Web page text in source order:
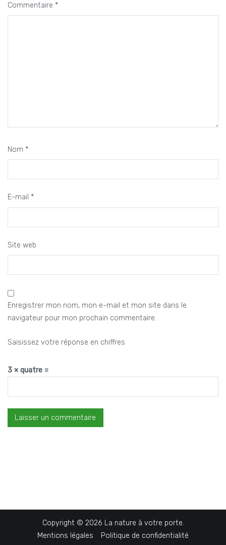
Commentaire *
Nom *
E-mail *
Site web
Enregistrer mon nom, mon e-mail et mon site dans le
navigateur pour mon prochain commentaire.
Saisissez votre réponse en chiffres
3 × quatre =
Copyright © 2026 La nature à votre porte.
Mentions légales
Politique de confidentialité